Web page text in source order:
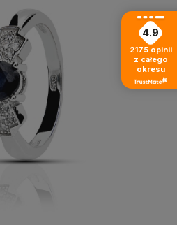
4.9
2175 opinii
z całego
okresu